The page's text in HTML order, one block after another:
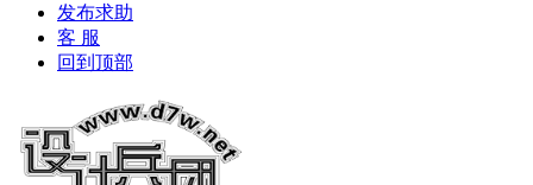
发布求助
客 服
回到顶部